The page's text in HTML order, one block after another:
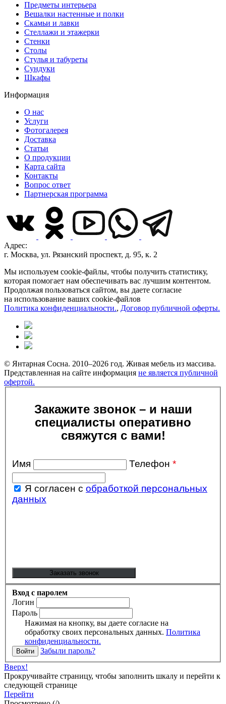
Предметы интерьера
Вешалки настенные и полки
Скамьи и лавки
Стеллажи и этажерки
Стенки
Столы
Стулья и табуреты
Сундуки
Шкафы
Информация
О нас
Услуги
Фотогалерея
Доставка
Статьи
О продукции
Карта сайта
Контакты
Вопрос ответ
Партнерская программа
Адрес:
г. Москва, ул. Рязанский проспект, д. 95, к. 2
Мы используем cookie-файлы, чтобы получить статистику,
которая помогает нам обеспечивать вас лучшим контентом.
Продолжая пользоваться сайтом, вы даете согласие
на использование ваших cookie-файлов
Политика конфиденциальности., Договор публичной оферты.
© Янтарная Сосна. 2010–2026 год. Живая мебель из массива.
Представленная на сайте информация не является публичной
офертой.
Закажите звонок – и наши
специалисты оперативно
свяжутся с вами!
Имя Телефон *
Я согласен с обработкой персональных
данных
Вход с паролем
Логин
Пароль
Нажимая на кнопку, вы даете согласие на
обработку своих персональных данных. Политика
конфиденциальности.
Забыли пароль?
Вверх!
Прокручивайте страницу, чтобы заполнить шкалу и перейти к
следующей странице
Перейти